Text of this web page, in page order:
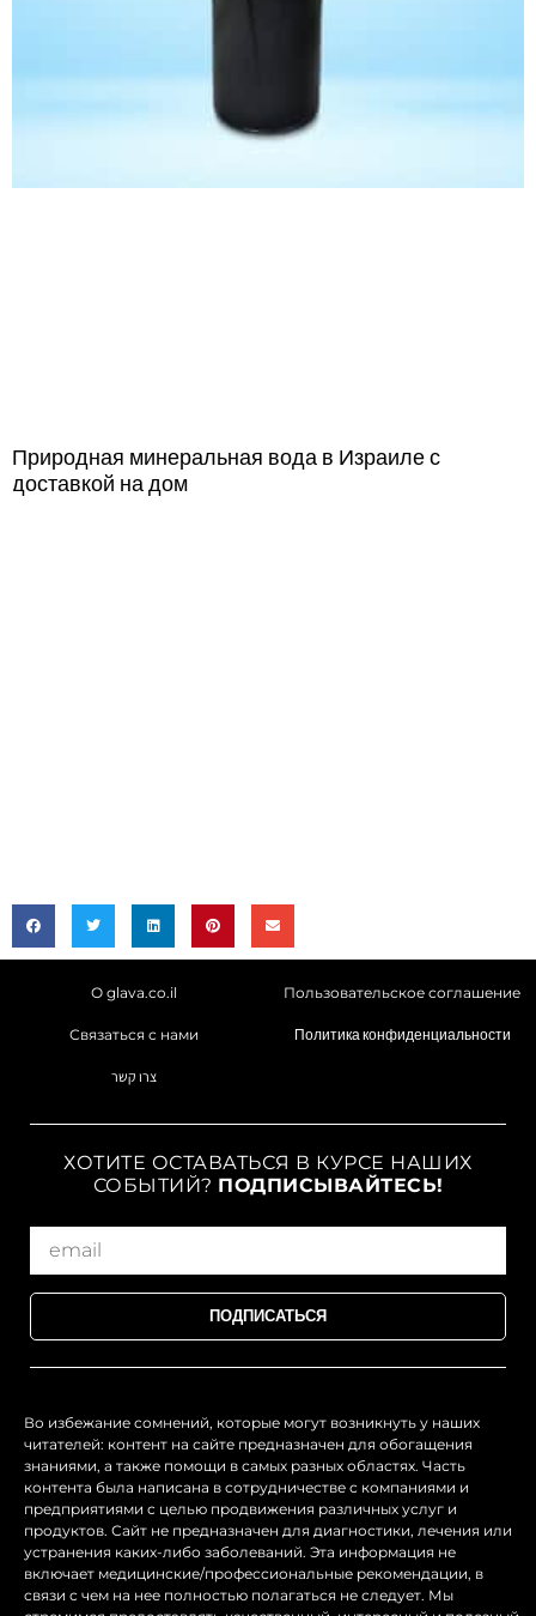
Природная минеральная вода в Израиле с
доставкой на дом
О glava.co.il
Связаться с нами
Пользовательское соглашение
Политика конфиденциальности
צרו קשר
ХОТИТЕ ОСТАВАТЬСЯ В КУРСЕ НАШИХ
СОБЫТИЙ? ПОДПИСЫВАЙТЕСЬ!
ПОДПИСАТЬСЯ
Во избежание сомнений, которые могут возникнуть у наших
читателей: контент на сайте предназначен для обогащения
знаниями, а также помощи в самых разных областях. Часть
контента была написана в сотрудничестве с компаниями и
предприятиями с целью продвижения различных услуг и
продуктов. Сайт не предназначен для диагностики, лечения или
устранения каких-либо заболеваний. Эта информация не
включает медицинские/профессиональные рекомендации, в
связи с чем на нее полностью полагаться не следует. Мы